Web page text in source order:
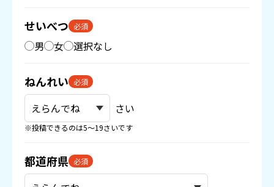
せいべつ 必須
男 女 選択なし
ねんれい 必須
さい
※投稿できるのは5〜19さいです
都道府県 必須